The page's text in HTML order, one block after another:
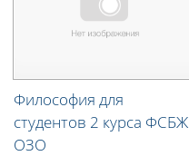
Философия для
студентов 2 курса ФСБЖ
ОЗО